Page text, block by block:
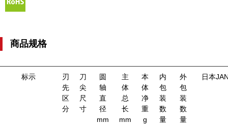
商品规格
标示
刃
先
区
分
刀
尖
尺
寸
圆
轴
直
径
mm
主
体
总
长
mm
本
体
净
重
g
内
包
装
数
量
外
包
装
数
量
日本